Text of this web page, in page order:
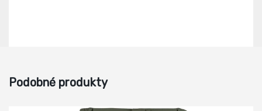
Podobné produkty